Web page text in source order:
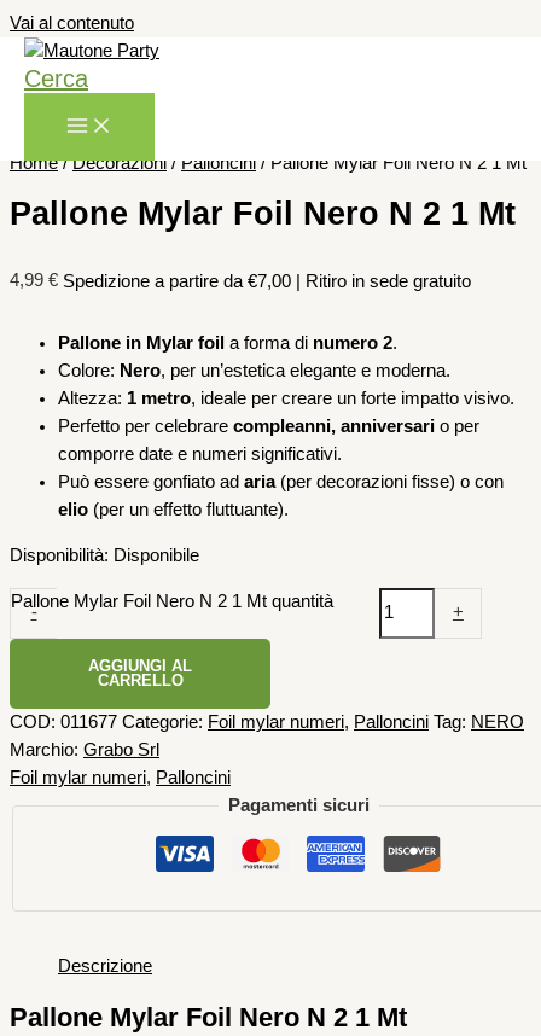
Vai al contenuto
Cerca
Home/Decorazioni / Palloncini / Pallone Mylar Foil Nero N 2 1 Mt
Pallone Mylar Foil Nero N 2 1 Mt
4,99 € Spedizione a partire da €7,00 | Ritiro in sede gratuito
Pallone in Mylar foil a forma di numero 2.
Colore: Nero, per un’estetica elegante e moderna.
Altezza: 1 metro, ideale per creare un forte impatto visivo.
Perfetto per celebrare compleanni, anniversari o per
comporre date e numeri significativi.
Può essere gonfiato ad aria(per decorazioni fisse) o con
elio (per un effetto fluttuante).
Disponibilità: Disponibile
-
Pallone Mylar Foil Nero N 2 1 Mt quantità
+
AGGIUNGI AL
CARRELLO
COD: 011677 Categorie: Foil mylar numeri, Palloncini Tag: NERO
Marchio: Grabo Srl
Foil mylar numeri, Palloncini
Pagamenti sicuri
Descrizione
Pallone Mylar Foil Nero N 2 1 Mt